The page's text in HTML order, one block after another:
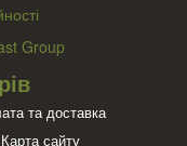
Group
та доставка
Карта сайту